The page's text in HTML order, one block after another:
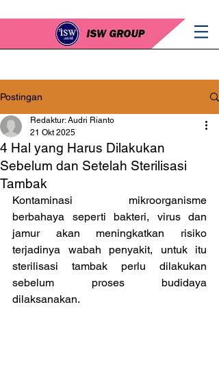
Postingan
4 Hal yang Harus Dilakukan
Sebelum dan Setelah Sterilisasi
Tambak
Redaktur: Audri Rianto
21 Okt 2025
Kontaminasi mikroorganisme
berbahaya seperti bakteri, virus dan
jamur akan meningkatkan risiko
terjadinya wabah penyakit, untuk itu
sterilisasi tambak perlu dilakukan
sebelum proses budidaya
dilaksanakan.